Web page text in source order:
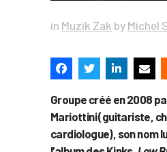
in Muzik Zak by Michel
Groupe créé en 2008
Mariottini (guitariste,
cardiologue), son nom